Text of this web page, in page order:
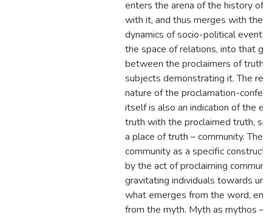
enters the arena of the history of
with it, and thus merges with the
dynamics of socio-political
the space of relations, into that
between the proclaimers of truth
subjects demonstrating it. The
nature of the proclamation-
itself is also an indication of the
truth with the proclaimed truth,
a place of truth – community. The
community as a specific construct
by the act of proclaiming
gravitating individuals towards
what emerges from the word,
from the myth. Myth as mythos –